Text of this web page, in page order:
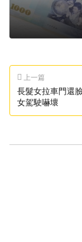
上一篇
長髮女拉車門還
女駕駛嚇壞